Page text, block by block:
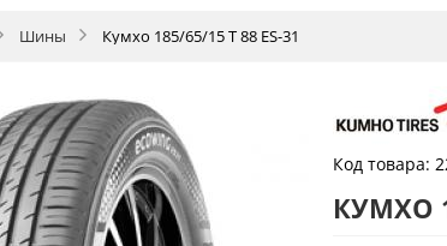
Шины Кумхо 185/65/15 T 88 ES-31
Код товара:
КУМХО